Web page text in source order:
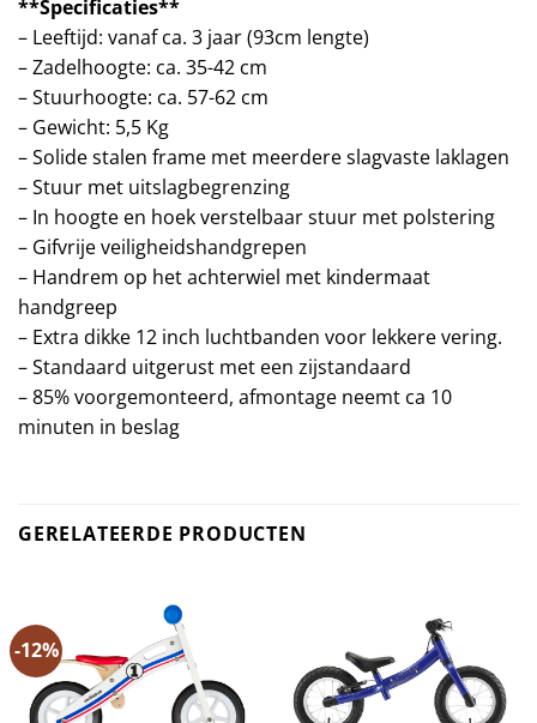
**Specificaties**
– Leeftijd: vanaf ca. 3 jaar (93cm lengte)
– Zadelhoogte: ca. 35-42 cm
– Stuurhoogte: ca. 57-62 cm
– Gewicht: 5,5 Kg
– Solide stalen frame met meerdere slagvaste laklagen
– Stuur met uitslagbegrenzing
– In hoogte en hoek verstelbaar stuur met polstering
– Gifvrije veiligheidshandgrepen
– Handrem op het achterwiel met kindermaat
handgreep
– Extra dikke 12 inch luchtbanden voor lekkere vering.
– Standaard uitgerust met een zijstandaard
– 85% voorgemonteerd, afmontage neemt ca 10
minuten in beslag
GERELATEERDE PRODUCTEN
-12%